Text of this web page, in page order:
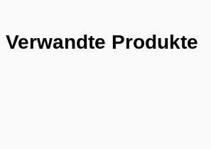
Verwandte Produkte